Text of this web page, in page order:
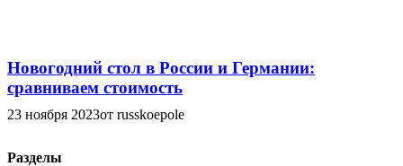
Новогодний стол в России и Германии:
сравниваем стоимость
23 ноября 2023от russkoepole
Разделы